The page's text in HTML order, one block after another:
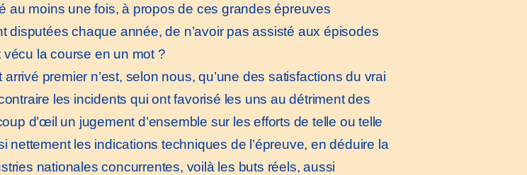
au moins une fois, à propos de ces grandes épreuves
disputées chaque année, de n’avoir pas assisté aux épisodes
vécu la course en un mot ?
premier n’est, selon nous, qu’une des satisfactions du vrai
les incidents qui ont favorisé les uns au détriment des
d’œil un jugement d’ensemble sur les efforts de telle ou telle
nettement les indications techniques de l’épreuve, en déduire la
nationales concurrentes, voilà les buts réels, aussi